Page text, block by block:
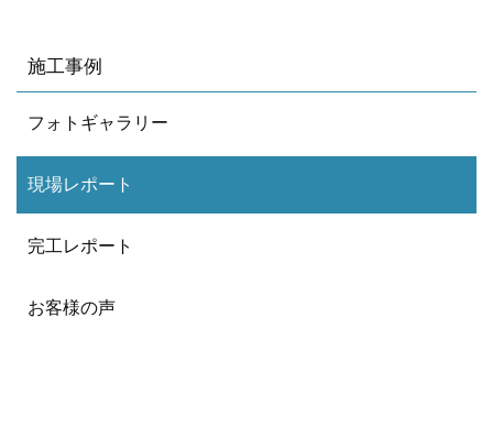
施工事例
フォトギャラリー
現場レポート
完工レポート
お客様の声